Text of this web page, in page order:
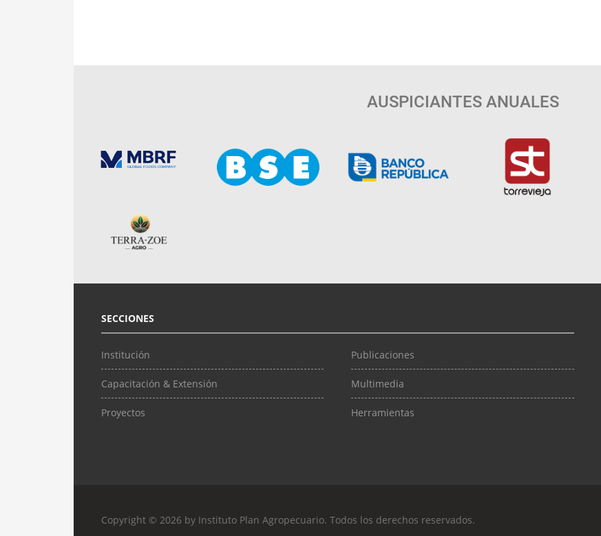
AUSPICIANTES ANUALES
SECCIONES
Institución
Capacitación & Extensión
Proyectos
Publicaciones
Multimedia
Herramientas
Copyright © 2026 by Instituto Plan Agropecuario. Todos los derechos reservados.